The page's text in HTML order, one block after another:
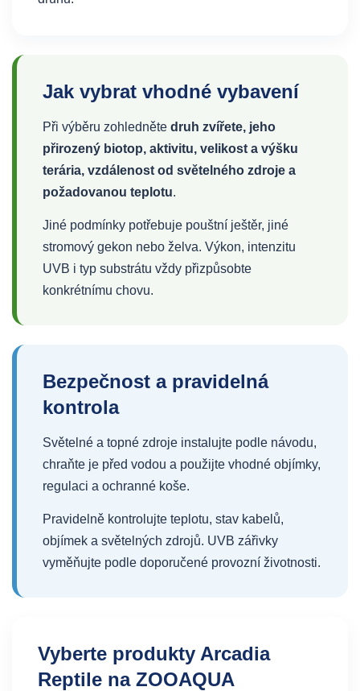
Jak vybrat vhodné vybavení
Při výběru zohledněte druh zvířete, jeho
přirozený biotop, aktivitu, velikost a výšku
terária, vzdálenost od světelného zdroje a
požadovanou teplotu.
Jiné podmínky potřebuje pouštní ještěr, jiné
stromový gekon nebo želva. Výkon, intenzitu
UVB i typ substrátu vždy přizpůsobte
konkrétnímu chovu.
Bezpečnost a pravidelná
kontrola
Světelné a topné zdroje instalujte podle návodu,
chraňte je před vodou a použijte vhodné objímky,
regulaci a ochranné koše.
Pravidelně kontrolujte teplotu, stav kabelů,
objímek a světelných zdrojů. UVB zářivky
vyměňujte podle doporučené provozní životnosti.
Vyberte produkty Arcadia
Reptile na ZOOAQUA